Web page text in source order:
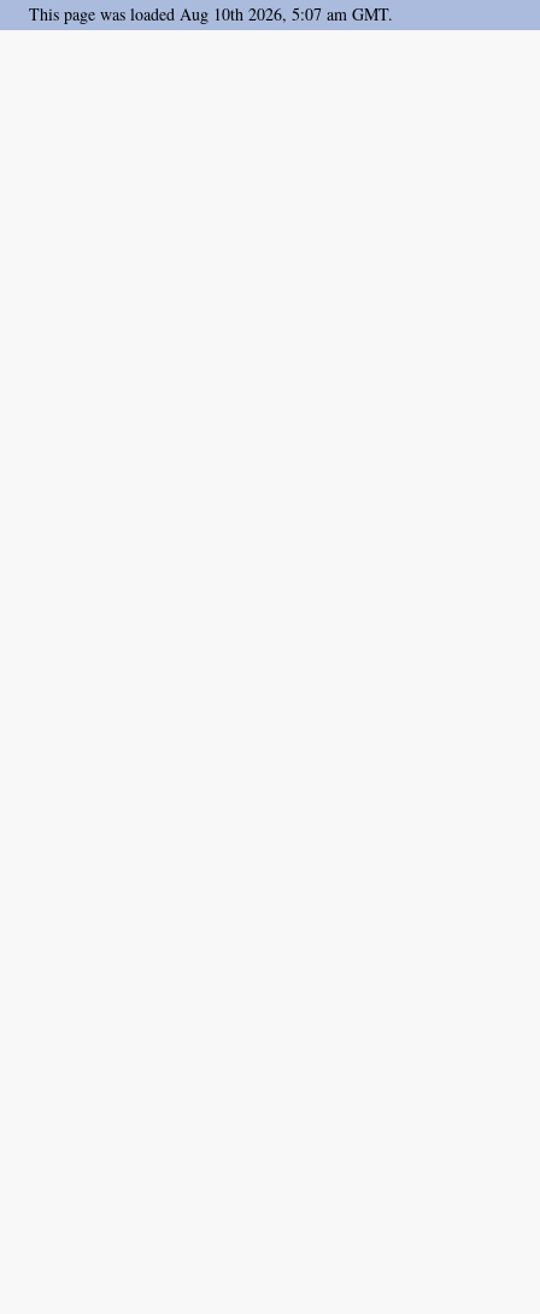
This page was loaded Aug 10th 2026, 5:07 am GMT.